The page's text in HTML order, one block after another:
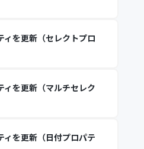
ィを更新（セレクトプロ
ィを更新（マルチセレク
ィを更新（日付プロパテ